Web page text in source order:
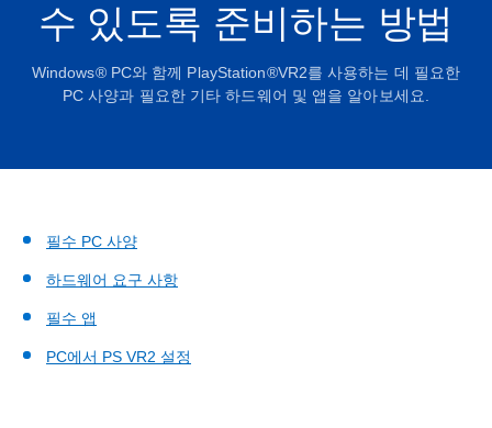
수 있도록 준비하는 방법
Windows® PC와 함께 PlayStation®VR2를 사용하는 데 필요한
PC 사양과 필요한 기타 하드웨어 및 앱을 알아보세요.
필수 PC 사양
하드웨어 요구 사항
필수 앱
PC에서 PS VR2 설정